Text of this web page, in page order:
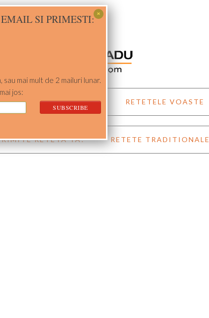
ACASA RETETE RETETELE VOASTE
RETETA TA! RETETE TRADITIONALE
SI PRIMESTI:
sau mai mult de 2 mailuri lunar.
jos: